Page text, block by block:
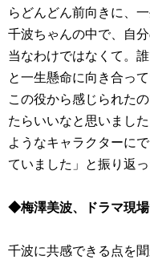
らどんどん前向きに、
千波ちゃんの中で、自
当なわけではなくて。
と一生懸命に向き合っ
この役から感じられた
たらいいなと思いまし
ようなキャラクターに
ていました」と振り返っ
◆梅澤美波、ドラマ現場
千波に共感できる点を